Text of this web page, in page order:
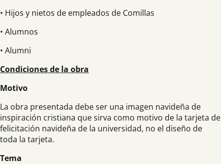
• Hijos y nietos de empleados de Comillas
• Alumnos
• Alumni
Condiciones de la obra
Motivo
La obra presentada debe ser una imagen navideña de
inspiración cristiana que sirva como motivo de la tarjeta de
felicitación navideña de la universidad, no el diseño de
toda la tarjeta.
Tema